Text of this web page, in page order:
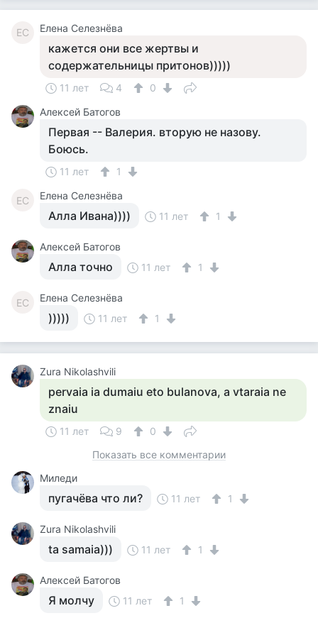
ЕС Елена Селезнёва
кажется они все жертвы и
содержательницы притонов)))))
11 лет 4
0
Алексей Батогов
Первая -- Валерия. вторую не назову.
Боюсь.
11 лет 1
ЕС Елена Селезнёва
Алла Ивана)))) 11 лет 1
Алексей Батогов
Алла точно 11 лет 1
ЕС Елена Селезнёва
))))) 11 лет 1
Zura Nikolashvili
pervaia ia dumaiu eto bulanova, a vtaraia ne
znaiu
11 лет 9
0
Показать все комментарии
Миледи
пугачёва что ли? 11 лет 1
Zura Nikolashvili
ta samaia))) 11 лет 1
Алексей Батогов
Я молчу 11 лет 1